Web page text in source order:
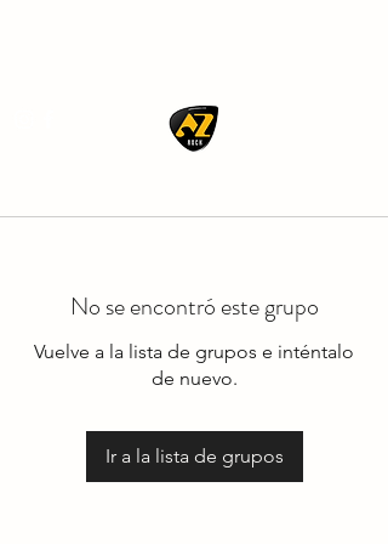
No se encontró este grupo
Vuelve a la lista de grupos e inténtalo
de nuevo.
Ir a la lista de grupos